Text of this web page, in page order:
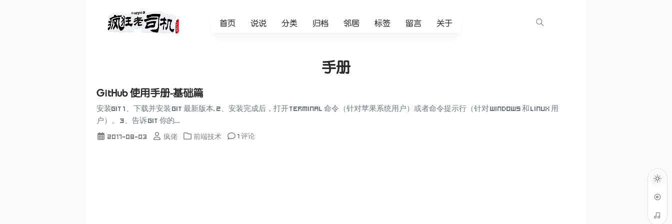
首页 说说 分类 归档 邻居 标签 留言 关于
手册
GitHub 使用手册-基础篇
安装Git 1、下载并安装 Git 最新版本. 2、安装完成后，打开 Terminal 命令（针对苹果系统用户）或者命令提示行（针对 Windows 和 Linux 用
户）。 3、告诉 Git 你的...
2017-08-03 疯佬 前端技术 1 评论